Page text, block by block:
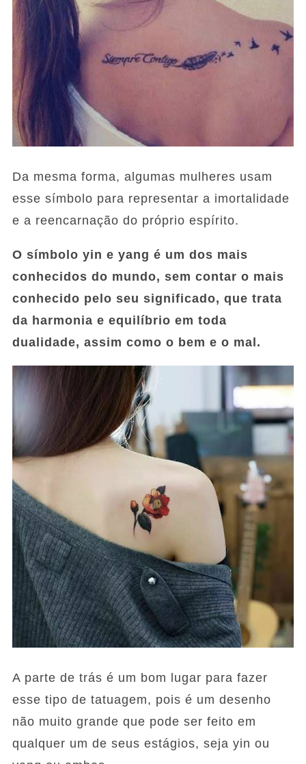
Da mesma forma, algumas mulheres usam
esse símbolo para representar a imortalidade
e a reencarnação do próprio espírito.
O símbolo yin e yang é um dos mais
conhecidos do mundo, sem contar o mais
conhecido pelo seu significado, que trata
da harmonia e equilíbrio em toda
dualidade, assim como o bem e o mal.
A parte de trás é um bom lugar para fazer
esse tipo de tatuagem, pois é um desenho
não muito grande que pode ser feito em
qualquer um de seus estágios, seja yin ou